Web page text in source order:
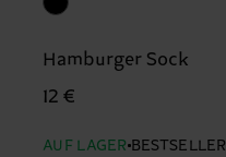
Hamburger Sock
12 €
AUF LAGER BESTSELLER